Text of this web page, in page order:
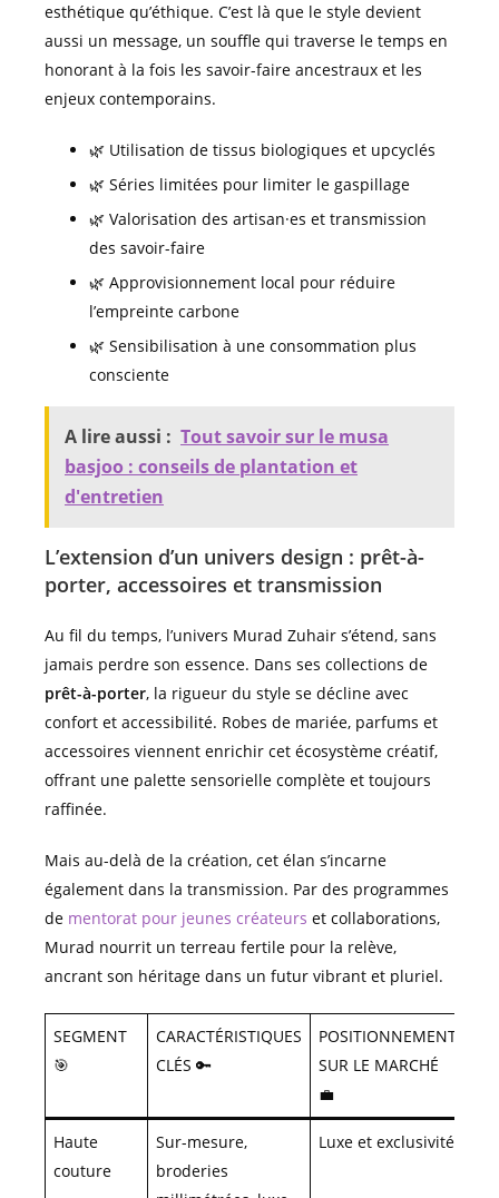
esthétique qu’éthique. C’est là que le style devient
aussi un message, un souffle qui traverse le temps en
honorant à la fois les savoir-faire ancestraux et les
enjeux contemporains.
🌿 Utilisation de tissus biologiques et upcyclés
🌿 Séries limitées pour limiter le gaspillage
🌿 Valorisation des artisan·es et transmission
des savoir-faire
🌿 Approvisionnement local pour réduire
l’empreinte carbone
🌿 Sensibilisation à une consommation plus
consciente
A lire aussi : Tout savoir sur le musa
basjoo : conseils de plantation et
d'entretien
L’extension d’un univers design : prêt-à-
porter, accessoires et transmission
Au fil du temps, l’univers Murad Zuhair s’étend, sans
jamais perdre son essence. Dans ses collections de
prêt-à-porter, la rigueur du style se décline avec
confort et accessibilité. Robes de mariée, parfums et
accessoires viennent enrichir cet écosystème créatif,
offrant une palette sensorielle complète et toujours
raffinée.
Mais au-delà de la création, cet élan s’incarne
également dans la transmission. Par des programmes
de mentorat pour jeunes créateurs et collaborations,
Murad nourrit un terreau fertile pour la relève,
ancrant son héritage dans un futur vibrant et pluriel.
SEGMENT
🎯
CARACTÉRISTIQUES
CLÉS 🔑
POSITIONNEMENT
SUR LE MARCHÉ
💼
Haute
couture
Sur-mesure,
broderies
Luxe et exclusivité